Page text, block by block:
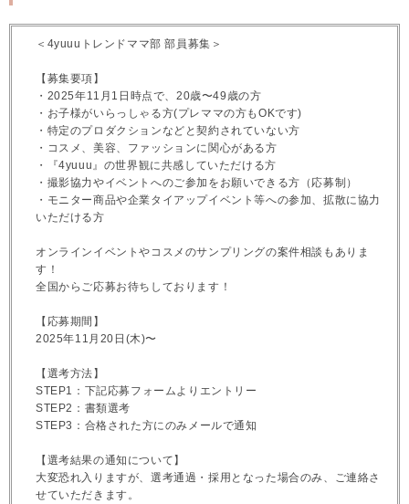
＜4yuuuトレンドママ部 部員募集＞
【募集要項】
・2025年11月1日時点で、20歳〜49歳の方
・お子様がいらっしゃる方(プレママの方もOKです)
・特定のプロダクションなどと契約されていない方
・コスメ、美容、ファッションに関心がある方
・『4yuuu』の世界観に共感していただける方
・撮影協力やイベントへのご参加をお願いできる方（応募制）
・モニター商品や企業タイアップイベント等への参加、拡散に協力
いただける方
オンラインイベントやコスメのサンプリングの案件相談もありま
す！
全国からご応募お待ちしております！
【応募期間】
2025年11月20日(木)〜
【選考方法】
STEP1：下記応募フォームよりエントリー
STEP2：書類選考
STEP3：合格された方にのみメールで通知
【選考結果の通知について】
大変恐れ入りますが、選考通過・採用となった場合のみ、ご連絡さ
せていただきます。